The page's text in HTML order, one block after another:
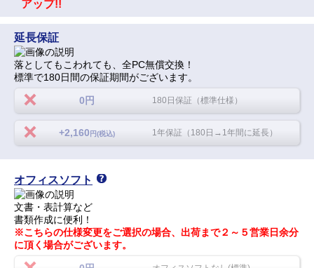
アップ!!
延長保証
落としてもこわれても、全PC無償交換！
標準で180日間の保証期間がございます。
0円 180日保証（標準仕様）
+2,160 円(税込) 1年保証（180日→1年間に延長）
オフィスソフト
文書・表計算など
書類作成に便利！
※こちらの仕様変更をご選択の場合、出荷まで２～５営業日余分
に頂く場合がございます。